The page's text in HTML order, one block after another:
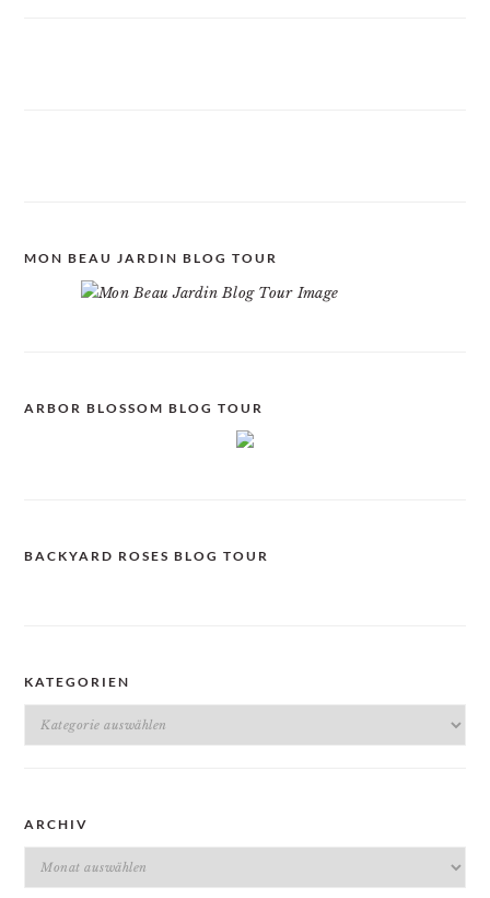
MON BEAU JARDIN BLOG TOUR
ARBOR BLOSSOM BLOG TOUR
BACKYARD ROSES BLOG TOUR
KATEGORIEN
Kategorien
ARCHIV
Archiv